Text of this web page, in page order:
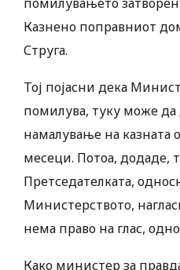
Казнено поправниот
Струга.
Тој појасни дека
помилува, туку може да
намалување на казната
месеци. Потоа, додаде,
Претседателката,
Министерството,
нема право на глас,
Како министер за